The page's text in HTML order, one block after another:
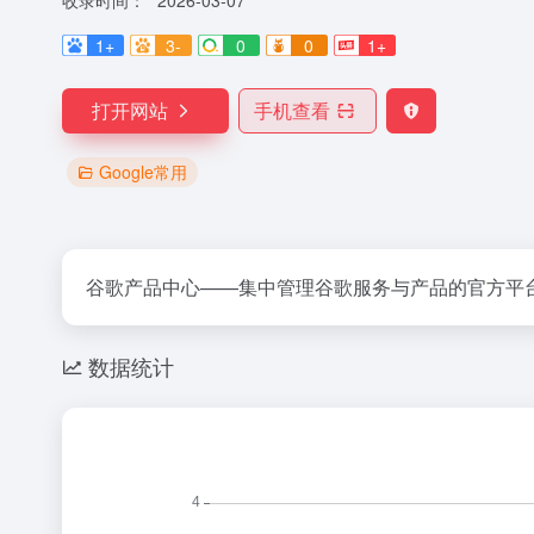
1+
3- 0 0 1+
打开网站 手机查看
Google常用
谷歌产品中心——集中管理谷歌服务与产品的官方平
数据统计